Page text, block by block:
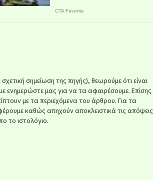
σημείωση της πηγής), θεωρούμε ότι είναι
μας για να τα αφαιρέσουμε. Επίσης
με τα περιεχόμενα του άρθρου. Για τα
καθώς απηχούν αποκλειστικά τις απόψεις
το ιστολόγιο.